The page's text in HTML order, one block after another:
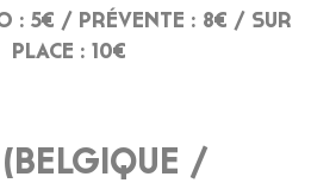
: 5€ / PRÉVENTE : 8€ / SUR
PLACE : 10€
(BELGIQUE /